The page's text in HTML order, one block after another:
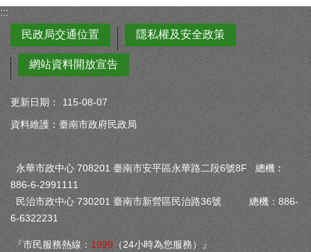
:::
民政局交通位置
隱私權及安全政策
網站資料開放宣告
更新日期：
115-08-07
資料維護：臺南市政府民政局
永華市政中心 708201 臺南市安平區永華路二段6號8F 總機︰
886-6-2991111
民治市政中心 730201 臺南市新營區民治路36號 總機：886-
6-6322231
『市民服務熱線： 1999 （24小時為您服務）』